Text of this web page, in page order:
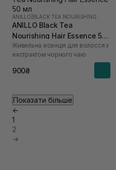
ANILLO BLACK TEA NOURISHING
ANILLO Black Tea
Nourishing Hair Essence 50
мл
Живильна есенція для волосся з
екстрактом чорного чаю
900₴
Показати більше
←
1
2
→